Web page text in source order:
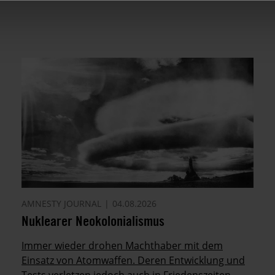
AMNESTY JOURNAL 04.08.2026
Nuklearer Neokolonialismus
Immer wieder drohen Machthaber mit dem
Einsatz von Atomwaffen. Deren Entwicklung und